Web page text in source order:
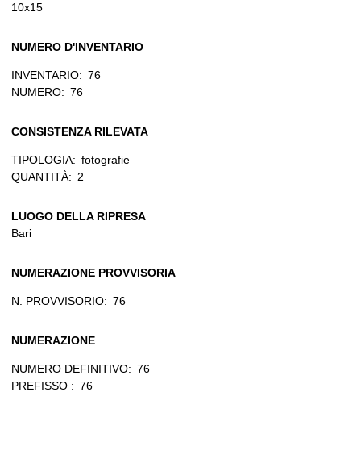
10x15
NUMERO D'INVENTARIO
INVENTARIO: 76
NUMERO: 76
CONSISTENZA RILEVATA
TIPOLOGIA: fotografie
QUANTITÀ: 2
LUOGO DELLA RIPRESA
Bari
NUMERAZIONE PROVVISORIA
N. PROVVISORIO: 76
NUMERAZIONE
NUMERO DEFINITIVO: 76
PREFISSO : 76